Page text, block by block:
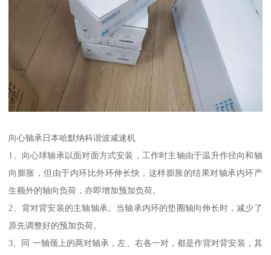
向心轴承日本哈默纳科谐波减速机
1、向心球轴承以面对面方式安装，工作时主轴由于温升作径向和轴
向膨胀，但由于内环比外环伸长快，这样膨胀的结果对轴承内环产
生额外的轴向负荷，亦即增加预加负荷。
2、背对背安装的主轴轴承。当轴承内环的垫圈轴向伸长时，减少了
原先调整好的预加负荷。
3、同 一轴颈上的两对轴承，左、右各一对，都是作背对背安装，其